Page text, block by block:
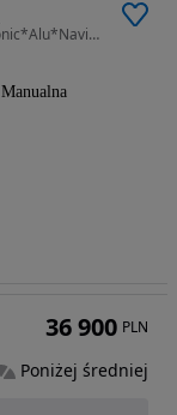
1598 cm3 • 120 KM • 1.6 MJET*LIMITED*Climatronic*Alu*Navi*PDC*Pełna Elektryka*Super Stan!!
Manualna
36 900 PLN
Poniżej średniej